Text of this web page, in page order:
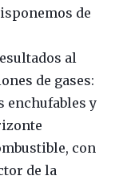
de
al
de gases:
enchufables y
con
de la